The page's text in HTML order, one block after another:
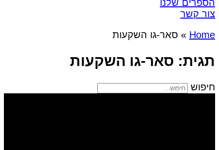
הספרים שלנו
צור קשר
Home
» סאר-גו השקעות
תגית: סאר-גו השקעות
חיפוש